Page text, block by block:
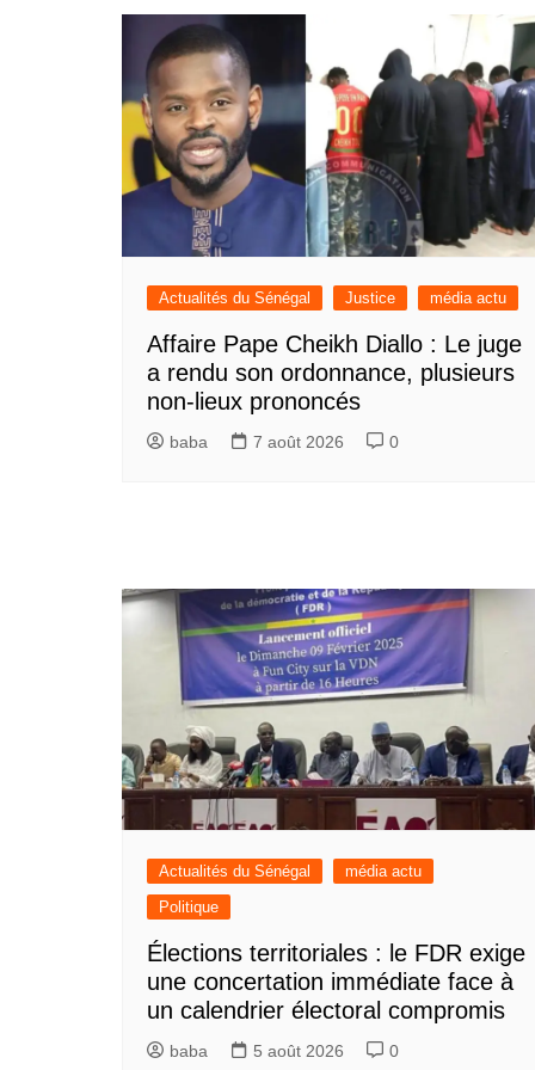
Actualités du Sénégal Justice média actu
Affaire Pape Cheikh Diallo : Le juge
a rendu son ordonnance, plusieurs
non-lieux prononcés
baba 7 août 2026 0
Actualités du Sénégal
média actu
Politique
Élections territoriales : le FDR exige
une concertation immédiate face à
un calendrier électoral compromis
baba 5 août 2026 0